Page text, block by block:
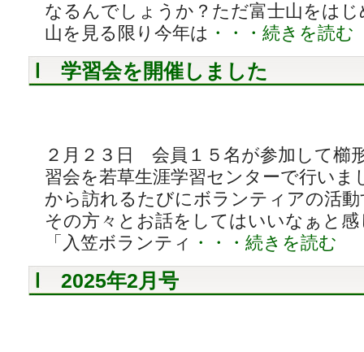
なるんでしょうか？ただ富士山をは
山を見る限り今年は ・・・続きを読む
学習会を開催しました
２月２３日 会員１５名が参加して櫛
習会を若草生涯学習センターで行いま
から訪れるたびにボランティアの活
その方々とお話をしてはいいなぁと
「入笠ボランティ ・・・続きを読む
2025年2月号